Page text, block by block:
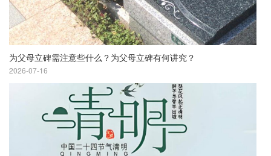
为父母立碑需注意些什么？为父母立碑有何讲究？
2026-07-16